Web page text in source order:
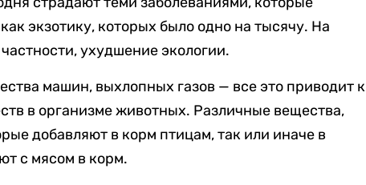
экзотику, которых было одно на тысячу. На
ухудшение экологии.
машин, выхлопных газов — все это приводит к
в организме животных. Различные вещества,
добавляют в корм птицам, так или иначе в
с мясом в корм.